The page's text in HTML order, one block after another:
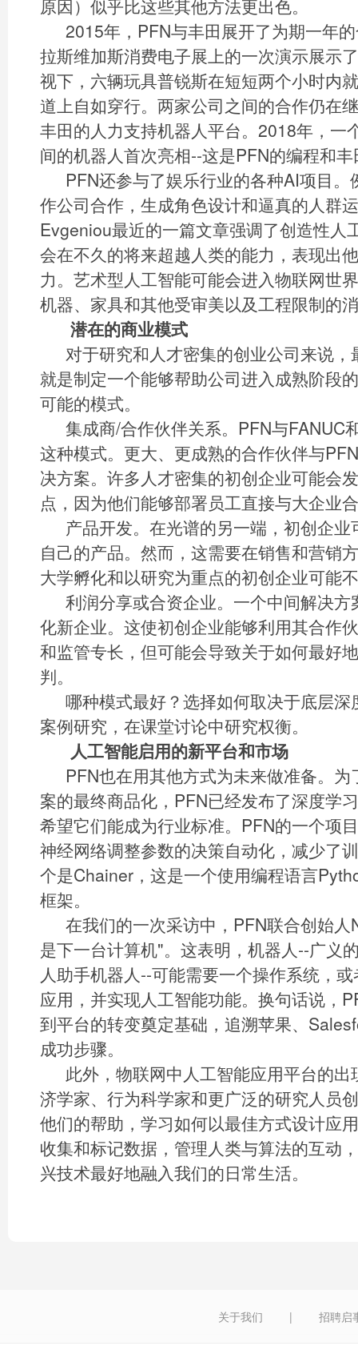
原因）似乎比这些其他方法更出色。
2015年，PFN与丰田展开了为期一年
拉斯维加斯消费电子展上的一次演示展示
视下，六辆玩具普锐斯在短短两个小时内
道上自如穿行。两家公司之间的合作仍在
丰田的人力支持机器人平台。2018年，一
间的机器人首次亮相--这是PFN的编程和
PFN还参与了娱乐行业的各种AI项目
作公司合作，生成角色设计和逼真的人群
Evgeniou最近的一篇文章强调了创造性人
会在不久的将来超越人类的能力，表现出
力。艺术型人工智能可能会进入物联网世
机器、家具和其他受审美以及工程限制的
潜在的商业模式
对于研究和人才密集的创业公司来说
就是制定一个能够帮助公司进入成熟阶段
可能的模式。
集成商/合作伙伴关系。PFN与FANUC
这种模式。更大、更成熟的合作伙伴与
决方案。许多人才密集的初创企业可能会
点，因为他们能够部署员工直接与大企业
产品开发。在光谱的另一端，初创企
自己的产品。然而，这需要在销售和营销
大学孵化和以研究为重点的初创企业可能
利润分享或合资企业。一个中间解决
化新企业。这使初创企业能够利用其合作
和监管专长，但可能会导致关于如何最好
判。
哪种模式最好？选择如何取决于底层
案例研究，在课堂讨论中研究权衡。
人工智能启用的新平台和市场
PFN也在用其他方式为未来做准备。
案的最终商品化，PFN已经发布了深度学
希望它们能成为行业标准。PFN的一个项
神经网络调整参数的决策自动化，减少了
个是Chainer，这是一个使用编程语言
框架。
在我们的一次采访中，PFN联合创始
是下一台计算机"。这表明，机器人--广义
人助手机器人--可能需要一个操作系统，
应用，并实现人工智能功能。换句话说，
到平台的转变奠定基础，追溯苹果、
成功步骤。
此外，物联网中人工智能应用平台的
济学家、行为科学家和更广泛的研究人员
他们的帮助，学习如何以最佳方式设计应
收集和标记数据，管理人类与算法的互动
兴技术最好地融入我们的日常生活。
关于我们 | 招聘启